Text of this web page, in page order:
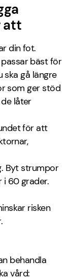
att
din fot.
bäst för
ska gå längre
som ger stöd
låter
för att
Byt strumpor
60 grader.
risken
behandla
vård: